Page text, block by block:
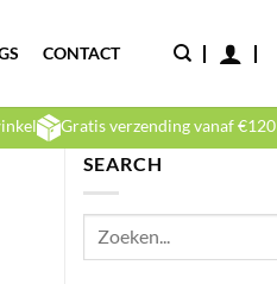
CONTACT
Gratis verzending vanaf €120
SEARCH